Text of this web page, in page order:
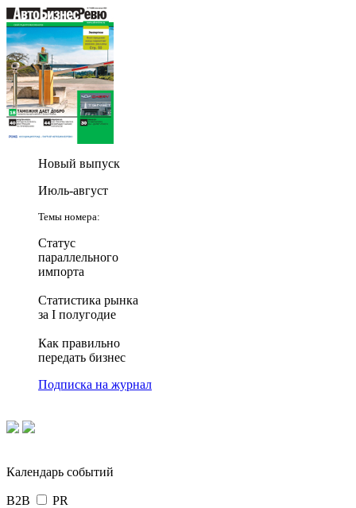
Новый выпуск
Июль-август
Темы номера:
Статус
параллельного
импорта
Статистика рынка
за I полугодие
Как правильно
передать бизнес
Подписка на журнал
Календарь событий
B2B PR